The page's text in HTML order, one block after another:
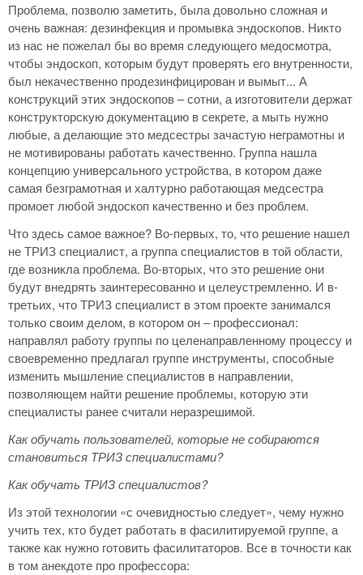
Проблема, позволю заметить, была довольно сложная и
очень важная: дезинфекция и промывка эндоскопов. Никто
из нас не пожелал бы во время следующего медосмотра,
чтобы эндоскоп, которым будут проверять его внутренности,
был некачественно продезинфицирован и вымыт... А
конструкций этих эндоскопов – сотни, а изготовители держат
конструкторскую документацию в секрете, а мыть нужно
любые, а делающие это медсестры зачастую неграмотны и
не мотивированы работать качественно. Группа нашла
концепцию универсального устройства, в котором даже
самая безграмотная и халтурно работающая медсестра
промоет любой эндоскоп качественно и без проблем.
Что здесь самое важное? Во-первых, то, что решение нашел
не ТРИЗ специалист, а группа специалистов в той области,
где возникла проблема. Во-вторых, что это решение они
будут внедрять заинтересованно и целеустремленно. И в-
третьих, что ТРИЗ специалист в этом проекте занимался
только своим делом, в котором он – профессионал:
направлял работу группы по целенаправленному процессу и
своевременно предлагал группе инструменты, способные
изменить мышление специалистов в направлении,
позволяющем найти решение проблемы, которую эти
специалисты ранее считали неразрешимой.
Как обучать пользователей, которые не собираются
становиться ТРИЗ специалистами?
Как обучать ТРИЗ специалистов?
Из этой технологии «с очевидностью следует», чему нужно
учить тех, кто будет работать в фасилитируемой группе, а
также как нужно готовить фасилитаторов. Все в точности как
в том анекдоте про профессора: